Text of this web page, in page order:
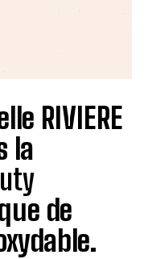
RIVIERE
la
de